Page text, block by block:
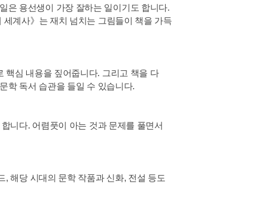
은 용선생이 가장 잘하는 일이기도 합니다.
계사》는 재치 넘치는 그림들이 책을 가득
핵심 내용을 짚어줍니다. 그리고 책을 다
학 독서 습관을 들일 수 있습니다.
니다. 어렴풋이 아는 것과 문제를 풀면서
해당 시대의 문학 작품과 신화, 전설 등도